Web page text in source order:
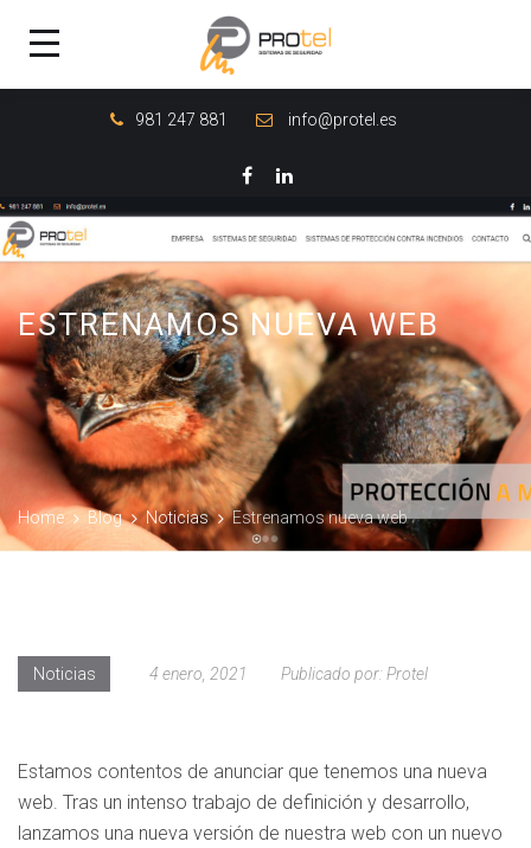
981 247 881 info@protel.es
ESTRENAMOS NUEVA WEB
Home Blog Noticias Estrenamos nueva web
Noticias 4 enero, 2021 Publicado por: Protel
Estamos contentos de anunciar que tenemos una nueva
web. Tras un intenso trabajo de definición y desarrollo,
lanzamos una nueva versión de nuestra web con un nuevo